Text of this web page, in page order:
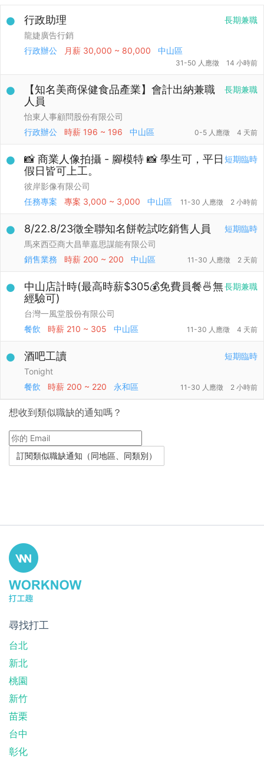
長期兼職
行政助理
龍婕廣告行銷
行政辦公
月薪 30,000 ~ 80,000 中山區
31-50 人應徵 14 小時前
長期兼職
【知名美商保健食品產業】會計出納兼職
人員
怡東人事顧問股份有限公司
行政辦公
時薪 196 ~ 196 中山區 0-5 人應徵 4 天前
短期臨時
📸 商業人像拍攝 - 腳模特 📸 學生可，平日
假日皆可上工。
彼岸影像有限公司
任務專案
專案 3,000 ~ 3,000 中山區 11-30 人應徵 2 小時前
短期臨時
8/22.8/23徵全聯知名餅乾試吃銷售人員
馬來西亞商大昌華嘉思謀能有限公司
銷售業務
時薪 200 ~ 200 中山區 11-30 人應徵 2 天前
長期兼職
中山店計時(最高時薪$305💰免費員餐🍜無
經驗可)
台灣一風堂股份有限公司
餐飲
時薪 210 ~ 305 中山區 11-30 人應徵 4 天前
短期臨時
酒吧工讀
Tonight
餐飲
時薪 200 ~ 220 永和區 11-30 人應徵 2 小時前
想收到類似職缺的通知嗎？
尋找打工
台北
新北
桃園
新竹
苗栗
台中
彰化